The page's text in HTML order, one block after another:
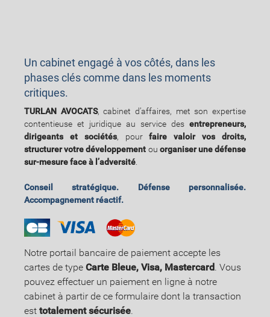
Un cabinet engagé à vos côtés, dans les
phases clés comme dans les moments
critiques.
TURLAN AVOCATS, cabinet d’affaires, met son expertise
contentieuse et juridique au service des entrepreneurs,
dirigeants et sociétés, pourfaire valoir vos droits,
structurer votre développement ou organiser une défense
sur-mesure face à l’adversité
Conseil stratégique. Défense personnalisée.
Accompagnement réactif.
Notre portail bancaire de paiement accepte les
cartes de type Carte Bleue, Visa, Mastercard. Vous
pouvez effectuer un paiement en ligne à notre
cabinet à partir de ce formulaire dont la transaction
est totalement sécurisée.